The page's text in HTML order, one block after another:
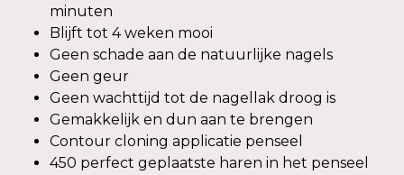
minuten
Blijft tot 4 weken mooi
Geen schade aan de natuurlijke nagels
Geen geur
Geen wachttijd tot de nagellak droog is
Gemakkelijk en dun aan te brengen
Contour cloning applicatie penseel
450 perfect geplaatste haren in het penseel